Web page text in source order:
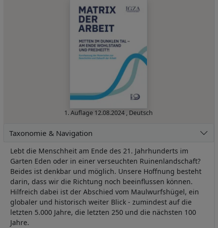
1. Auflage 12.08.2024 , Deutsch
Taxonomie & Navigation
Lebt die Menschheit am Ende des 21. Jahrhunderts im
Garten Eden oder in einer verseuchten Ruinenlandschaft?
Beides ist denkbar und möglich. Unsere Hoffnung besteht
darin, dass wir die Richtung noch beeinflussen können.
Hilfreich dabei ist der Abschied vom Maulwurfshügel, ein
globaler und historisch weiter Blick - zumindest auf die
letzten 5.000 Jahre, die letzten 250 und die nächsten 100
Jahre.